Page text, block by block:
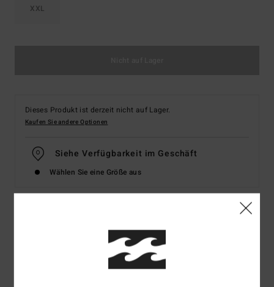
XXL
Dieses Produkt ist derzeit nicht auf Lager.
Kaufen Sie andere Optionen
Siehe Verfügbarkeit im Geschäft
Wählen Sie eine Größe aus
Details & Funktionen